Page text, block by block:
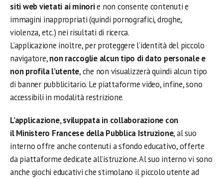
siti web vietati ai minorie non consente contenuti e
immagini inappropriati (quindi pornografici, droghe,
violenza, etc.) nei risultati di ricerca.
L’applicazione inoltre, per proteggere l’identità del piccolo
navigatore,non raccoglie alcun tipo di dato personale e
non profila l’utente, che non visualizzerà quindi alcun tipo
di banner pubblicitario. Le piattaforme video, infine, sono
accessibili in modalità restrizione.
L’applicazione, sviluppata in collaborazione con
il Ministero Francese della Pubblica Istruzione, al suo
interno offre anche contenuti a sfondo educativo, offerte
da piattaforme dedicate all’istruzione. Al suo interno vi sono
anche giochi educativi che stimolano il piccolo utente ad